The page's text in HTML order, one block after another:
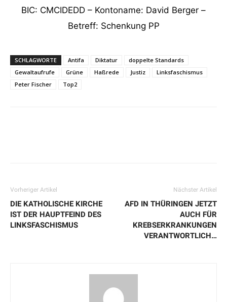
BIC: CMCIDEDD – Kontoname: David Berger –
Betreff: Schenkung PP
SCHLAGWORTE Antifa Diktatur
doppelte Standards
Gewaltaufrufe
Grüne Haßrede Justiz
Linksfaschismus
Peter Fischer
Top2
Vorheriger Artikel
DIE KATHOLISCHE KIRCHE
IST DER HAUPTFEIND DES
LINKSFASCHISMUS
Nächster Artikel
AFD IN THÜRINGEN JETZT
AUCH FÜR
KREBSERKRANKUNGEN
VERANTWORTLICH…